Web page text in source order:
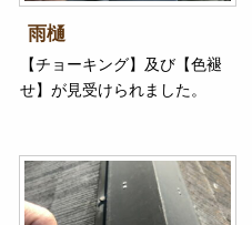
雨樋
【チョーキング】及び【色褪
せ】が見受けられました。